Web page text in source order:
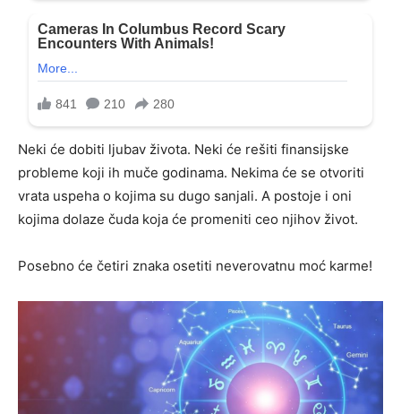
Neki će dobiti ljubav života. Neki će rešiti finansijske
probleme koji ih muče godinama. Nekima će se otvoriti
vrata uspeha o kojima su dugo sanjali. A postoje i oni
kojima dolaze čuda koja će promeniti ceo njihov život.
Posebno će četiri znaka osetiti neverovatnu moć karme!